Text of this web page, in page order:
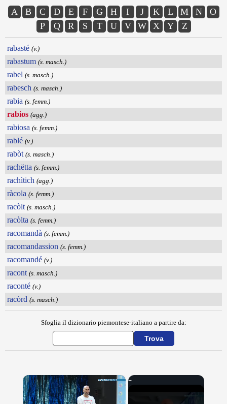
A B C D E F G H I J K L M N
O
P
Q R S T U V W X Y Z
rabasté (v.)
rabastum (s. masch.)
rabel (s. masch.)
rabesch (s. masch.)
rabia (s. femm.)
rabios (agg.)
rabiosa (s. femm.)
rablé (v.)
rabòt (s. masch.)
rachëtta (s. femm.)
rachìtich (agg.)
ràcola (s. femm.)
racòlt (s. masch.)
racòlta (s. femm.)
racomandà (s. femm.)
racomandassion (s. femm.)
racomandé (v.)
racont (s. masch.)
raconté (v.)
racòrd (s. masch.)
Sfoglia il dizionario piemontese-italiano a partire da:
×